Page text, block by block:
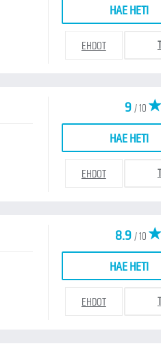
HAE HETI
EHDOT
9/ 10
HAE HETI
EHDOT
8.9/ 10
HAE HETI
EHDOT